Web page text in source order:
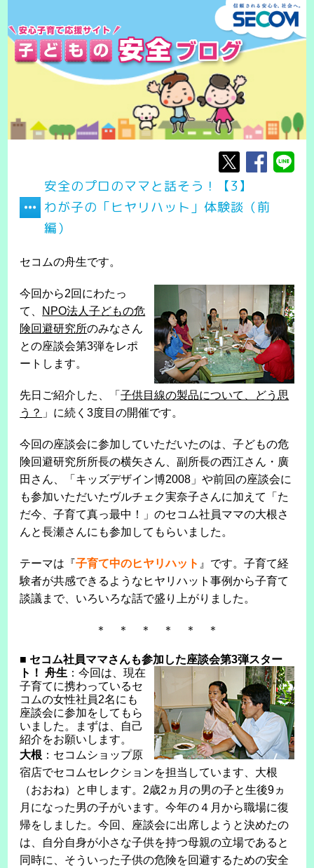
安全のプロのママと話そう！【3】
わが子の「ヒヤリハット」体験談（前
編）
セコムの舟生です。
今回から2回にわたっ
て、
NPO法人子どもの危
険回避研究所のみなさん
との座談会第3弾をレポ
ートします。
先日ご紹介した、「子供目線の製品について、どう思
う？ 」に続く3度目の開催です。
今回の座談会に参加していただいたのは、子どもの危
険回避研究所所長の横矢さん、副所長の西江さん・廣
田さん、「キッズデザイン博2008」や前回の座談会に
も参加いただいたヴルチェク実奈子さんに加えて「た
だ今、子育て真っ最中！」のセコム社員ママの大根さ
んと長瀬さんにも参加してもらいました。
テーマは『子育て中のヒヤリハット 』です。子育て経
験者が共感できるようなヒヤリハット事例から子育て
談議まで、いろいろな話で盛り上がりました。
＊ ＊ ＊ ＊ ＊ ＊
■ セコム社員ママさんも参加した座談会第3弾スター
ト！
舟生 ：今回は、現在
子育てに携わっているセ
コムの女性社員2名にも
座談会に参加をしてもら
いました。まずは、自己
紹介をお願いします。
大根 ：セコムショップ原
宿店でセコムセレクションを担当しています、大根
（おおね）と申します。2歳2ヵ月の男の子と生後9ヵ
月になった男の子がいます。今年の４月から職場に復
帰をしました。今回、座談会に出席しようと決めたの
は、自分自身が小さな子供を持つ母親の立場であると
同時に、そういった子供の危険を回避するための安全